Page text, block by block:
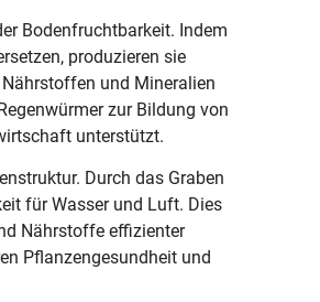
Bodenfruchtbarkeit. Indem
produzieren sie
und Mineralien
zur Bildung von
unterstützt.
Durch das Graben
für Wasser und Luft. Dies
Nährstoffe effizienter
Pflanzengesundheit und